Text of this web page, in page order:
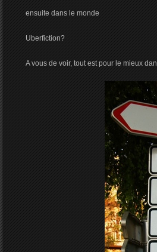
ensuite dans le monde
Uberfiction?
A vous de voir, tout est pour le mieux